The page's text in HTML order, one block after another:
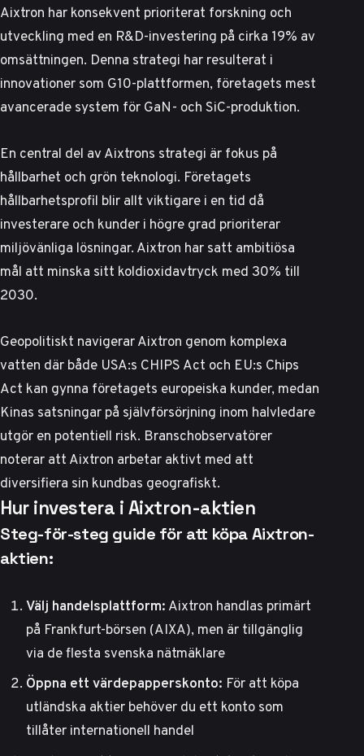
Aixtron har konsekvent prioriterat forskning och
utveckling med en R&D-investering på cirka 19% av
omsättningen. Denna strategi har resulterat i
innovationer som G10-plattformen, företagets mest
avancerade system för GaN- och SiC-produktion.
En central del av Aixtrons strategi är fokus på
hållbarhet och grön teknologi. Företagets
hållbarhetsprofil blir allt viktigare i en tid då
investerare och kunder i högre grad prioriterar
miljövänliga lösningar. Aixtron har satt ambitiösa
mål att minska sitt koldioxidavtryck med 30% till
2030.
Geopolitiskt navigerar Aixtron genom komplexa
vatten där både USA:s CHIPS Act och EU:s Chips
Act kan gynna företagets europeiska kunder, medan
Kinas satsningar på självförsörjning inom halvledare
utgör en potentiell risk. Branschobservatörer
noteraratt Aixtron arbetar aktivt med att
diversifiera sin kundbas geografiskt.
Hur investera i Aixtron-aktien
Steg-för-steg guide för att köpa Aixtron-
aktien:
Välj handelsplattform:Aixtron handlas primärt
på Frankfurt-börsen (AIXA), men är tillgänglig
via de flesta svenska nätmäklare
Öppna ett värdepapperskonto: För att köpa
utländska aktier behöver du ett konto som
tillåter internationell handel